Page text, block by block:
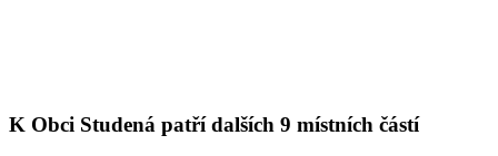
K Obci Studená patří dalších 9 místních částí